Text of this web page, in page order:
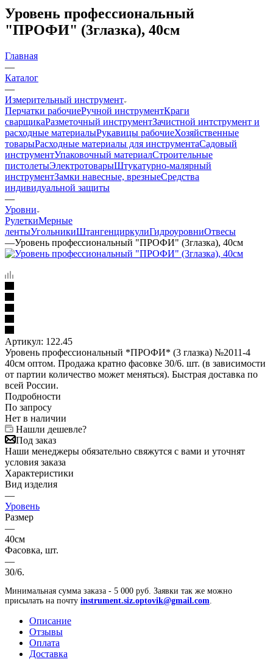
Уровень профессиональный
"ПРОФИ" (3глазка), 40см
Главная
—
Каталог
—
Измерительный инструмент
Перчатки рабочиеРучной инструментКраги
сварщикаРазметочный инструментЗачистной интструмент и
расходные материалыРукавицы рабочиеХозяйственные
товарыРасходные материалы для инструментаСадовый
инструментУпаковочный материалСтроительные
пистолетыЭлектротоварыШтукатурно-малярный
инструментЗамки навесные, врезныеСредства
индивидуальной защиты
—
Уровни
РулеткиМерные
лентыУгольникиШтангенциркулиГидроуровниОтвесы
—Уровень профессиональный "ПРОФИ" (3глазка), 40см
Артикул: 122.45
Уровень профессиональный *ПРОФИ* (3 глазка) №2011-4
40см оптом. Продажа кратно фасовке 30/6. шт. (в зависимости
от партии количество может меняться). Быстрая доставка по
всей России.
Подробности
По запросу
Нет в наличии
Нашли дешевле?
Под заказ
Наши менеджеры обязательно свяжутся с вами и уточнят
условия заказа
Характеристики
Вид изделия
—
Уровень
Размер
—
40см
Фасовка, шт.
—
30/6.
Минимальная сумма заказа - 5 000 руб. Заявки так же можно
присылать на почту instrument.siz.optovik@gmail.com
Описание
Отзывы
Оплата
Доставка